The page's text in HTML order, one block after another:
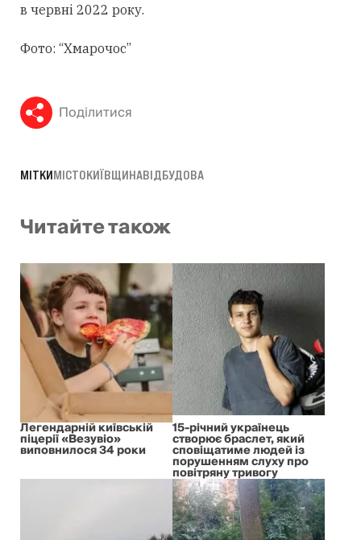
в червні 2022 року.
Фото: “Хмарочос”
Поділитися
МІТКИМІСТОКИЇВЩИНАВІДБУДОВА
Читайте також
Легендарній київській
піцерії «Везувіо»
виповнилося 34 роки
15-річний українець
створює браслет, який
сповіщатиме людей із
порушенням слуху про
повітряну тривогу